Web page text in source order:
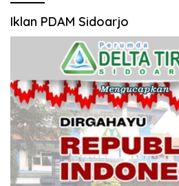
Iklan PDAM Sidoarjo